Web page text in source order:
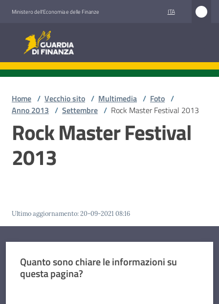
Ministero dell'Economia e delle Finanze ITA
Guardia di Finanza
Home / Vecchio sito / Multimedia / Foto /
Anno 2013 / Settembre / Rock Master Festival 2013
Rock Master Festival
2013
Ultimo aggiornamento:20-09-2021 08:16
Quanto sono chiare le informazioni su
questa pagina?